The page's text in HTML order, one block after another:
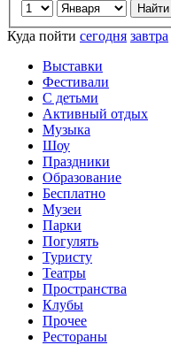
Куда пойти сегодня завтра
Выставки
Фестивали
С детьми
Активный отдых
Музыка
Шоу
Праздники
Образование
Бесплатно
Музеи
Парки
Погулять
Туристу
Театры
Пространства
Клубы
Прочее
Рестораны